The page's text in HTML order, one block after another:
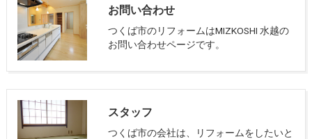
お問い合わせ
つくば市のリフォームはMIZKOSHI 水越の
お問い合わせページです。
スタッフ
つくば市の会社は、リフォームをしたいと